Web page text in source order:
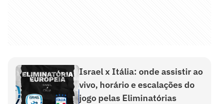
Israel x Itália: onde assistir ao
vivo, horário e escalações do
jogo pelas Eliminatórias